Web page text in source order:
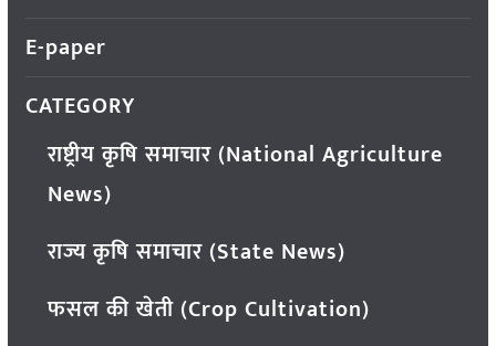
E-paper
CATEGORY
राष्ट्रीय कृषि समाचार (National Agriculture
News)
राज्य कृषि समाचार (State News)
फसल की खेती (Crop Cultivation)